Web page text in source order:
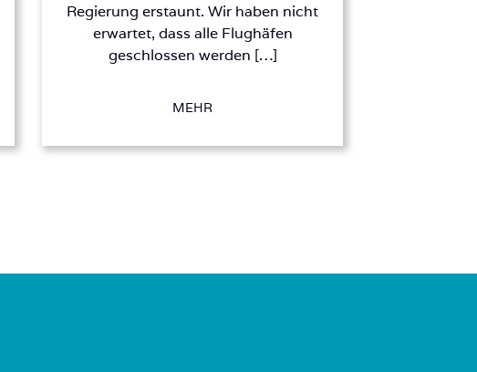
Regierung erstaunt. Wir haben nicht
erwartet, dass alle Flughäfen
geschlossen werden […]
MEHR